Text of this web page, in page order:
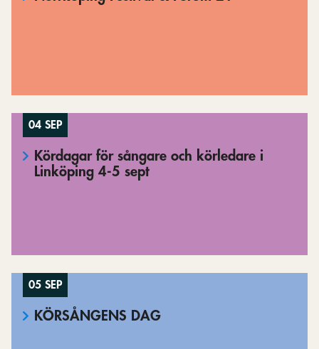
04 SEP
Kördagar för sångare och körledare i
Linköping 4-5 sept
05 SEP
KÖRSÅNGENS DAG